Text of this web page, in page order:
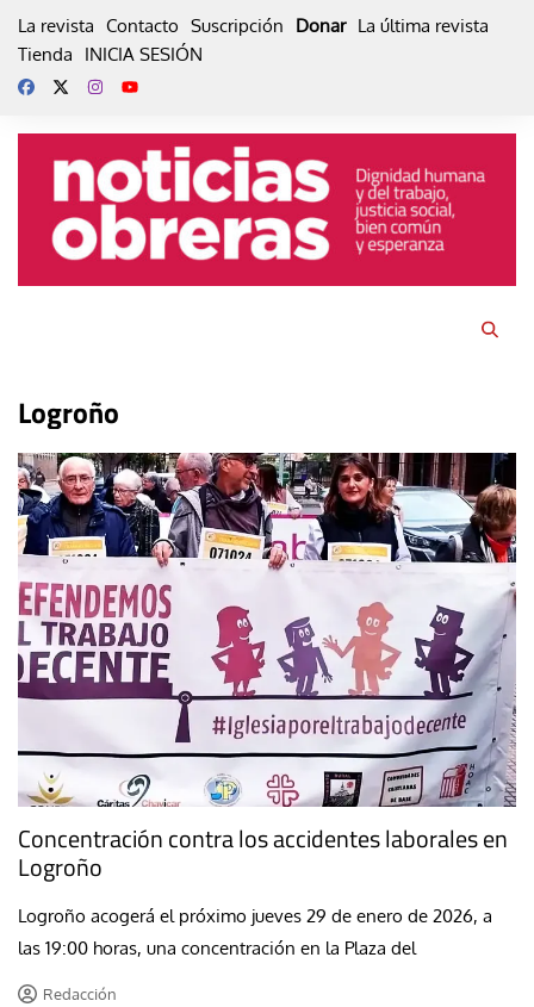
La revista Contacto Suscripción Donar La última revista
Tienda
INICIA SESIÓN
Logroño
Concentración contra los accidentes laborales en
Logroño
Logroño acogerá el próximo jueves 29 de enero de 2026, a
las 19:00 horas, una concentración en la Plaza del
Redacción